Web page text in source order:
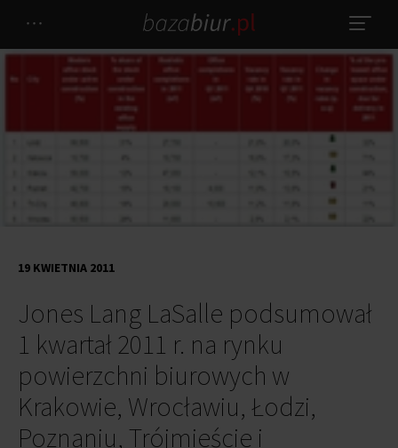
Jones Lang LaSalle podsumował
1 kwartał 2011 r. na rynku
powierzchni biurowych w
Krakowie, Wrocławiu, Łodzi,
Poznaniu, Trójmieście i
19 KWIETNIA 2011